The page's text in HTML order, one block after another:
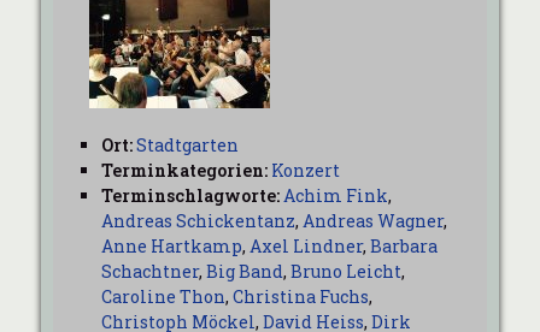
Ort:Stadtgarten
Terminkategorien: Konzert
Terminschlagworte:Achim Fink,
Andreas Schickentanz, Andreas Wagner,
Anne Hartkamp, Axel Lindner, Barbara
Schachtner, Big Band, Bruno Leicht,
Caroline Thon, Christina Fuchs,
Christoph Möckel, David Heiss, Dirk